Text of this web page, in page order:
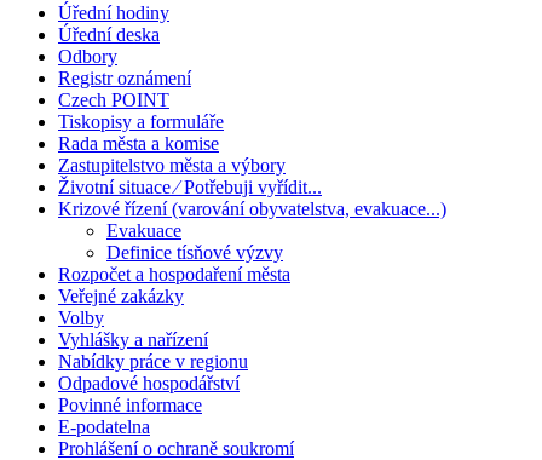
Úřední hodiny
Úřední deska
Odbory
Registr oznámení
Czech POINT
Tiskopisy a formuláře
Rada města a komise
Zastupitelstvo města a výbory
Životní situace ⁄ Potřebuji vyřídit...
Krizové řízení (varování obyvatelstva, evakuace...)
Evakuace
Definice tísňové výzvy
Rozpočet a hospodaření města
Veřejné zakázky
Volby
Vyhlášky a nařízení
Nabídky práce v regionu
Odpadové hospodářství
Povinné informace
E-podatelna
Prohlášení o ochraně soukromí